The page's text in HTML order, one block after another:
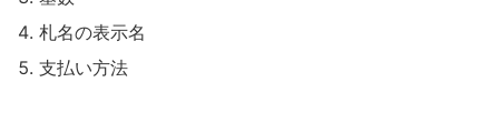
札名の表示名
支払い方法